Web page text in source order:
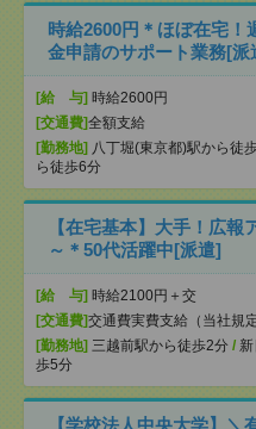
時給2600円＊ほぼ在宅！
金申請のサポート業務[派
[給 与] 時給2600円
[交通費]全額支給
[勤務地] 八丁堀(東京都)駅から徒
ら徒歩6分
【在宅基本】大手！広報
～＊50代活躍中[派遣]
[給 与] 時給2100円＋交
[交通費]交通費実費支給（当社規
[勤務地] 三越前駅から徒歩2分 /
歩5分
【学校法人中央大学】